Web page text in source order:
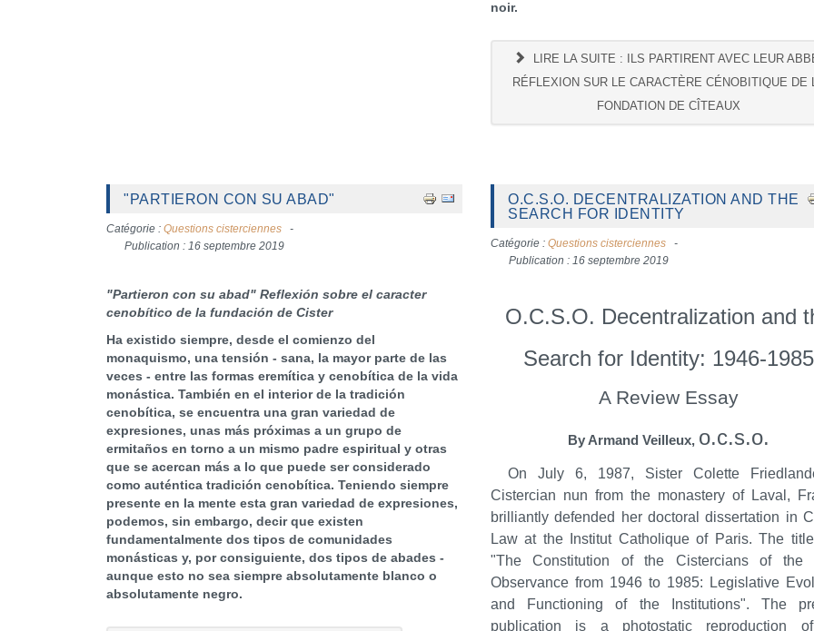
noir.
LIRE LA SUITE : ILS PARTIRENT AVEC LEUR
RÉFLEXION SUR LE CARACTÈRE CÉNOBITIQUE DE
FONDATION DE CÎTEAUX
"PARTIERON CON SU ABAD"
Catégorie : Questions cisterciennes
Publication : 16 septembre 2019
"Partieron con su abad" Reflexión sobre el caracter
cenobítico de la fundación de Cister
Ha existido siempre, desde el comienzo del
monaquismo, una tensión - sana, la mayor parte de las
veces - entre las formas eremítica y cenobítica de la vida
monástica. También en el interior de la tradición
cenobítica, se encuentra una gran variedad de
expresiones, unas más próximas a un grupo de
ermitaños en torno a un mismo padre espiritual y otras
que se acercan más a lo que puede ser considerado
como auténtica tradición cenobítica. Teniendo siempre
presente en la mente esta gran variedad de expresiones,
podemos, sin embargo, decir que existen
fundamentalmente dos tipos de comunidades
monásticas y, por consiguiente, dos tipos de abades -
aunque esto no sea siempre absolutamente blanco o
absolutamente negro.
O.C.S.O. DECENTRALIZATION AND THE
SEARCH FOR IDENTITY
Catégorie :Questions cisterciennes
Publication : 16 septembre 2019
O.C.S.O. Decentralization and
Search for Identity: 1946-1985­
A Review Essay
By Armand Veilleux, o.c.s.o.
On July 6, 1987, Sister Colette
Cistercian nun from the monastery of Laval,
brilliantly defended her doctoral dissertation in
Law at the Institut Catholique of Paris. The
"The Constitution of the Cistercians of the
Observance from 1946 to 1985: Legislative
and Functioning of the Institutions". The
publication is a photostatic reproduction